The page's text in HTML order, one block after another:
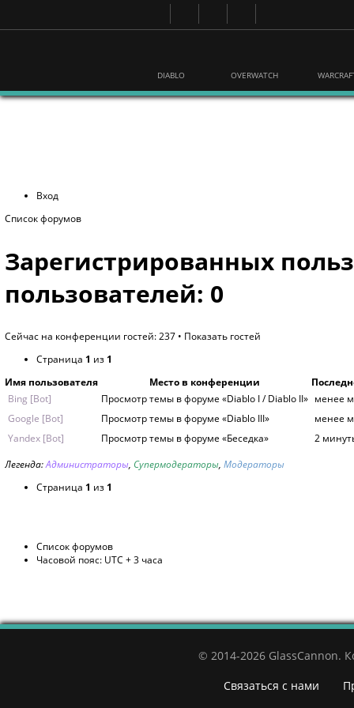
DIABLO OVERWATCH
Вход
Список форумов
Зарегистрированных
пользователей: 0
Сейчас на конференции гостей: 237 • Показать гостей
Страница 1 из 1
Имя пользователя
Место в конференции
Bing [Bot]
Просмотр темы в форуме «Diablo I / Diablo II» менее
Google [Bot]
Просмотр темы в форуме «Diablo III»
менее
Yandex [Bot]
Просмотр темы в форуме «Беседка»
2
Легенда:Администраторы, Супермодераторы, Модераторы
Страница 1 из 1
Список форумов
Часовой пояс: UTC + 3 часа
© 2014-2026 GlassCannon.
Связаться с нами